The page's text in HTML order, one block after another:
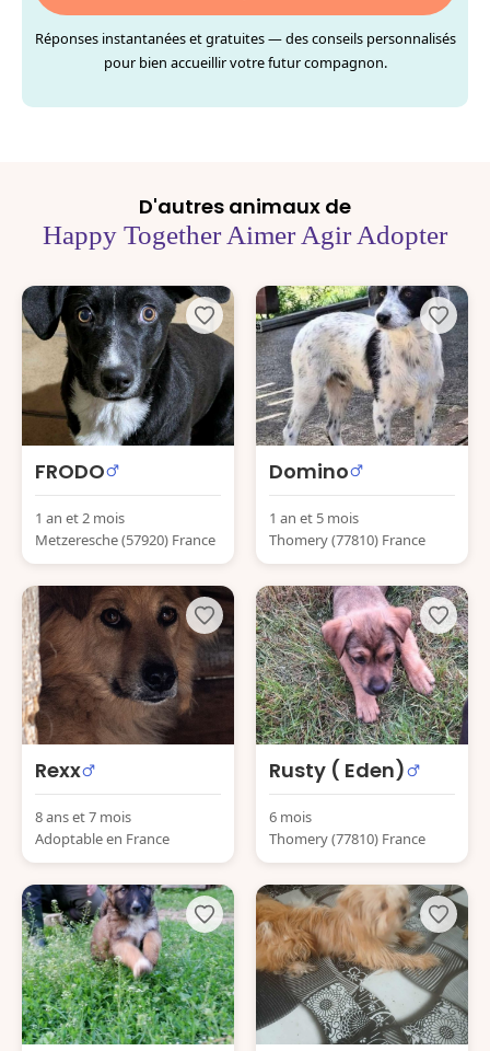
Réponses instantanées et gratuites — des conseils personnalisés
pour bien accueillir votre futur compagnon.
D'autres animaux de
Happy Together Aimer Agir Adopter
FRODO
1 an et 2 mois
Metzeresche (57920) France
Domino
1 an et 5 mois
Thomery (77810) France
Rexx
8 ans et 7 mois
Adoptable en France
Rusty ( Eden)
6 mois
Thomery (77810) France